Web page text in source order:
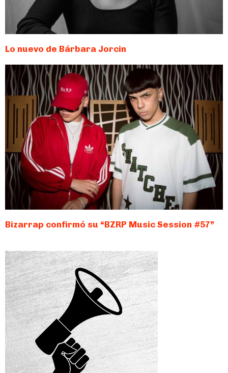
Lo nuevo de Bárbara Jorcin
Bizarrap confirmó su “BZRP Music Session #57”